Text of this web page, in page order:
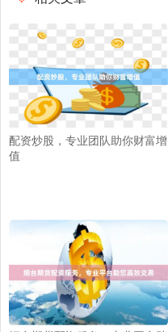
配资炒股，专业团队助你财富增
值